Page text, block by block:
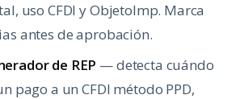
uso CFDI y ObjetoImp. Marca
antes de aprobación.
de REP — detecta cuándo
pago a un CFDI método PPD,